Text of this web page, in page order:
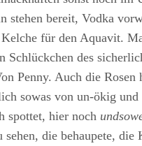
stehen bereit, Vodka
für den Aquavit.
Schlückchen des
Penny. Auch die
sowas von un-ökig und
spottet, hier noch
die behaupete, die